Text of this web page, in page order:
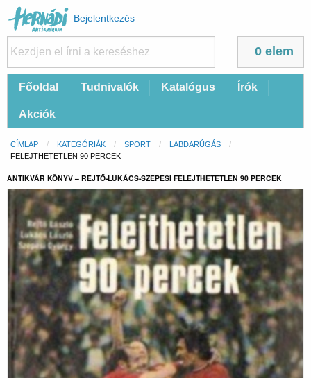
Felhasználói
fiók
menüje
Bejelentkezés
0 elem
FőFőoldal Tudnivalók Katalógus Írók
Akciók
Morzsa
CÍMLAP KATEGÓRIÁK SPORT
LABDARÚGÁS
CURRENT:
FELEJTHETETLEN 90 PERCEK
ANTIKVÁR KÖNYV – REJTŐ-LUKÁCS-SZEPESI FELEJTHETETLEN 90 PERCEK